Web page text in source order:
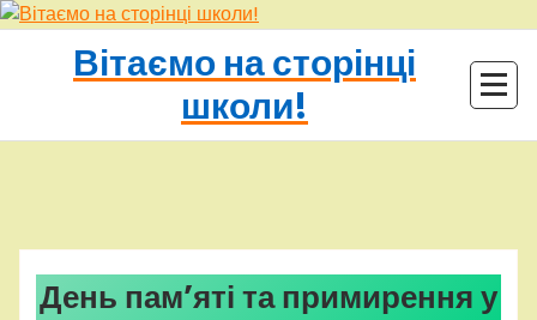
Перейти
контентуВітаємо на сторінці
школи!
Uncategorized
День пам’яті та примирення у